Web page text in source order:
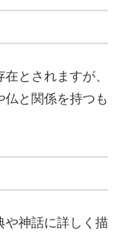
とされますが、
仏と関係を持つも
や神話に詳しく描